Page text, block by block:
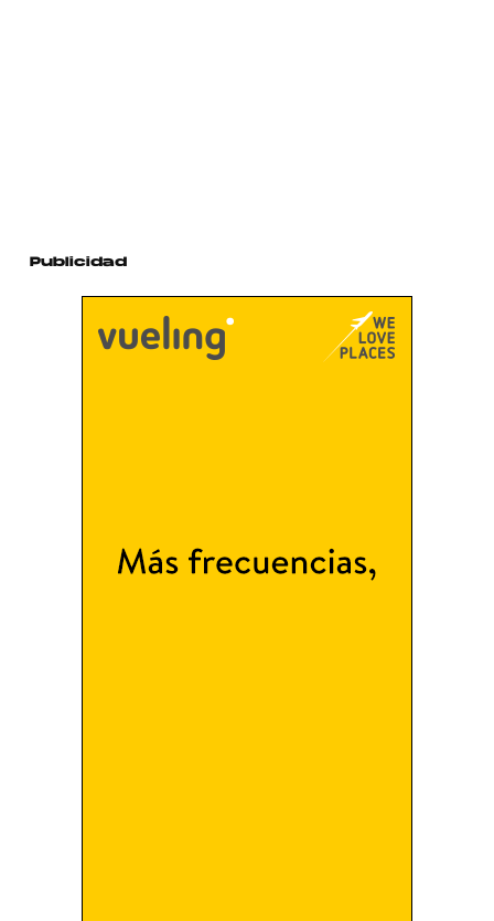
Publicidad